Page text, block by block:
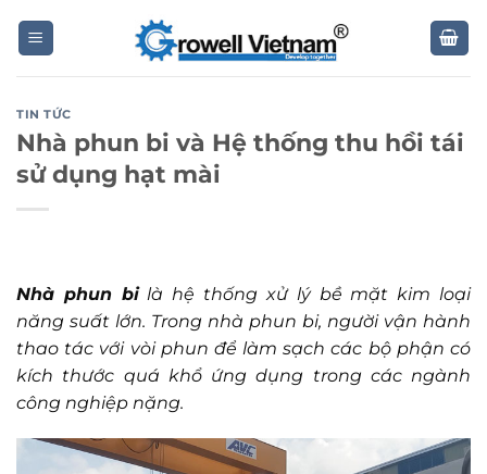
TIN TỨC
Nhà phun bi và Hệ thống thu hồi tái
sử dụng hạt mài
Nhà phun bilà hệ thống xử lý bề mặt kim loại
năng suất lớn. Trong nhà phun bi, người vận hành
thao tác với vòi phun để làm sạch các bộ phận có
kích thước quá khổ ứng dụng trong các ngành
công nghiệp nặng.